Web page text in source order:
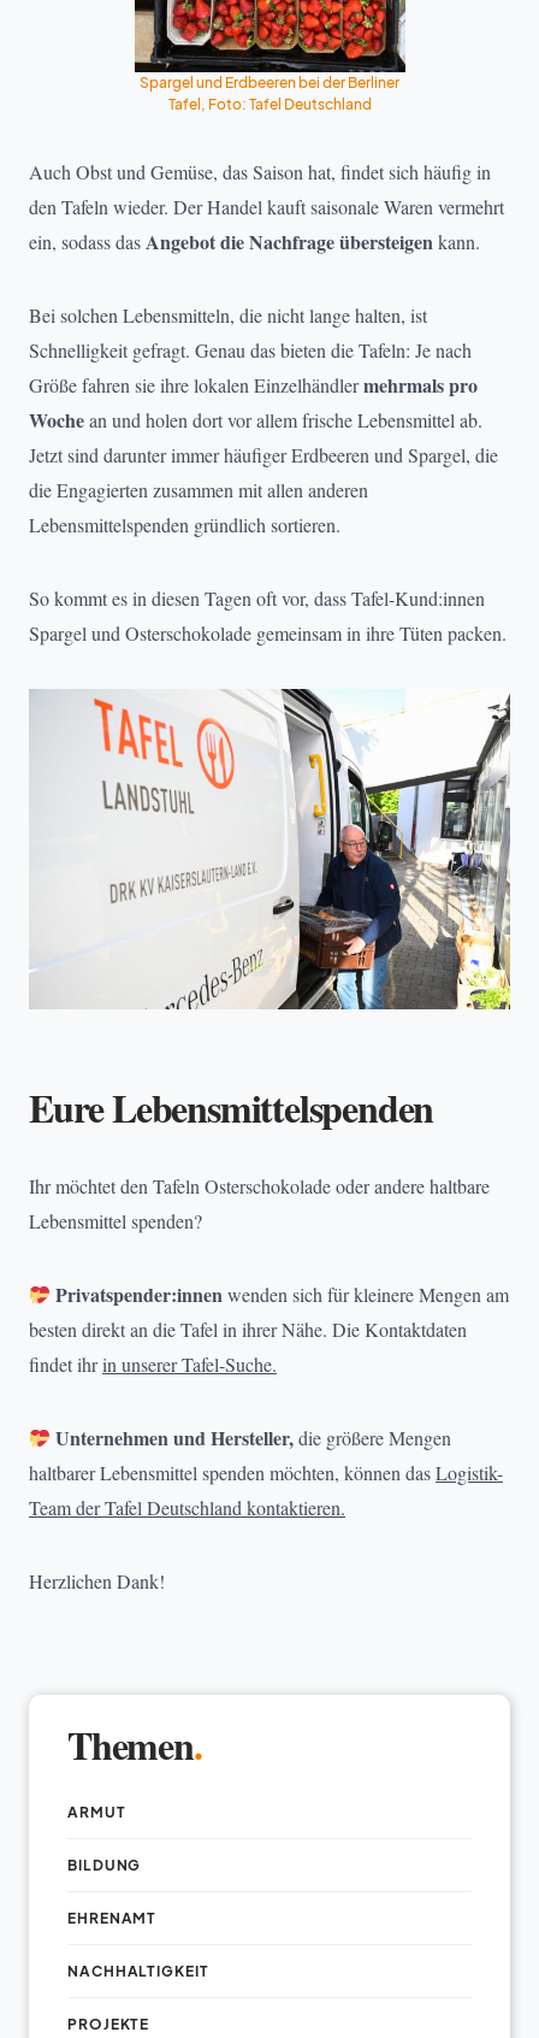
Spargel und Erdbeeren bei der Berliner
Tafel, Foto: Tafel Deutschland
Auch Obst und Gemüse, das Saison hat, findet sich häufig in
den Tafeln wieder. Der Handel kauft saisonale Waren vermehrt
ein, sodass dasAngebot die Nachfrage übersteigenkann.
Bei solchen Lebensmitteln, die nicht lange halten, ist
Schnelligkeit gefragt. Genau das bieten die Tafeln: Je nach
Größe fahren sie ihre lokalen Einzelhändlermehrmals pro
Wochean und holen dort vor allem frische Lebensmittel ab.
Jetzt sind darunter immer häufiger Erdbeeren und Spargel, die
die Engagierten zusammen mit allen anderen
Lebensmittelspenden gründlich sortieren.
So kommt es in diesen Tagen oft vor, dass Tafel-Kund:innen
Spargel und Osterschokolade gemeinsam in ihre Tüten packen.
Eure Lebensmittelspenden
Ihr möchtet den Tafeln Osterschokolade oder andere haltbare
Lebensmittel spenden?
Privatspender:innenwenden sich für kleinere Mengen am
besten direkt an die Tafel in ihrer Nähe. Die Kontaktdaten
findet ihrin unserer Tafel-Suche.
Unternehmen und Hersteller,die größere Mengen
haltbarer Lebensmittel spenden möchten, können dasLogistik-
Team der Tafel Deutschland kontaktieren.
Herzlichen Dank!
Themen.
ARMUT
BILDUNG
EHRENAMT
NACHHALTIGKEIT
PROJEKTE